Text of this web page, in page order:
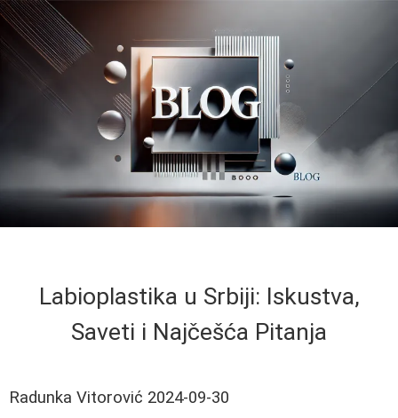
Labioplastika u Srbiji: Iskustva,
Saveti i Najčešća Pitanja
Radunka Vitorović 2024-09-30